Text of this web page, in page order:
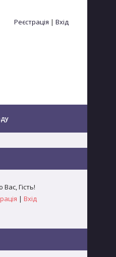
Реєстрація | Вхід
Вас,Гість!
| Вхід